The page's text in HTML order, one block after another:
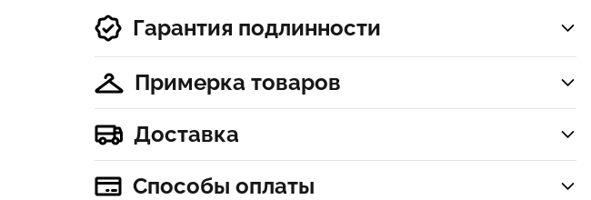
Гарантия подлинности
Примерка товаров
Доставка
Способы оплаты